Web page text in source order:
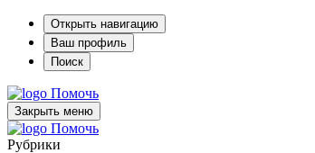
Открыть навигацию
Ваш профиль
Поиск
Помочь
Закрыть меню
Помочь
Рубрики